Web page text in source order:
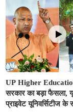
UP Higher
सरकार का बड़ा फैसला,
प्राइवेट यूनिवर्सिटीज के